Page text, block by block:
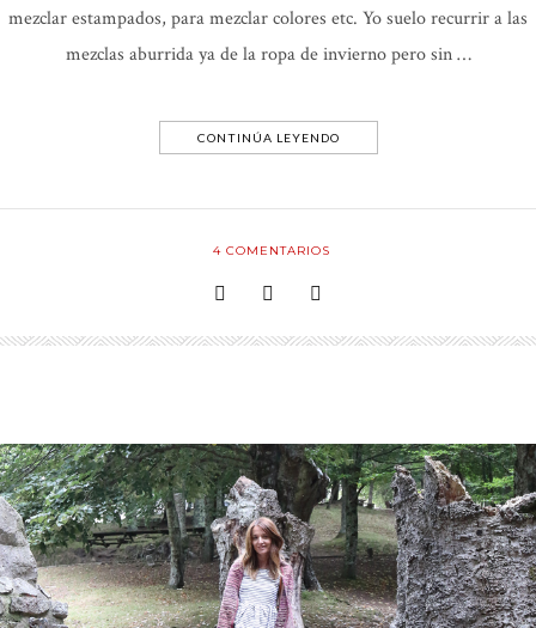
mezclar estampados, para mezclar colores etc. Yo suelo recurrir a las
mezclas aburrida ya de la ropa de invierno pero sin …
CONTINÚA LEYENDO
4COMENTARIOS